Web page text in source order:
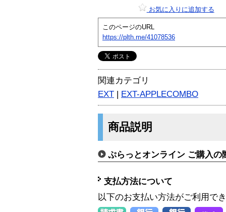
お気に入りに追加する
このページのURL
https://plth.me/41078536
関連カテゴリ
EXT | EXT-APPLECOMBO
商品説明
ぷらっとオンライン ご購入の
支払方法について
以下のお支払い方法がご利用で